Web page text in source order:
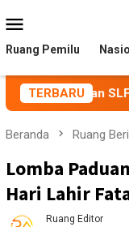
ke
kontenMobile
Ruang Pemilu
TERBARU
dan SLF
Beranda Ruang
Lomba
Hari Lahir
Ruang Editor